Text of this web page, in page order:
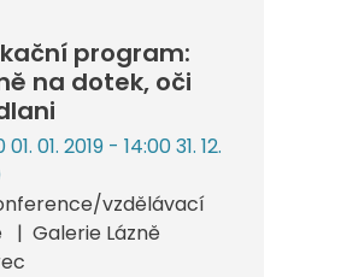
program:
na dotek, oči
01. 2019 - 14:00 31. 12.
vzdělávací
Galerie Lázně